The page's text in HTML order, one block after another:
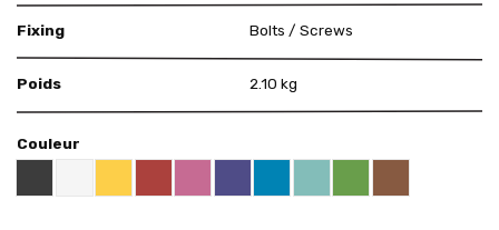
Fixing Bolts / Screws
Poids 2.10 kg
Couleur
Black RAL 9005
WhiteYellow RAL 1018
Red RAL 3000
Pink RAL 4003
US Purple S4050 - R60B/M
Blue RAL 5015
Mint RAL 6027Brown RAL